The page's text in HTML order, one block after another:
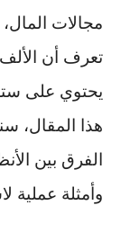
مجالات المال،
تعرف أن الألف
يحتوي على
هذا المقال،
الفرق بين
وأمثلة عملية